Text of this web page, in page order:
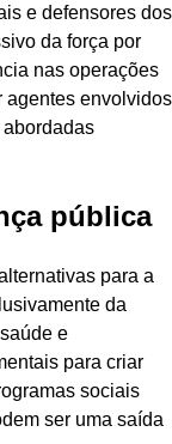
e defensores dos
da força por
nas operações
agentes envolvidos
pública
para a
da
e
para criar
sociais
ser uma saída